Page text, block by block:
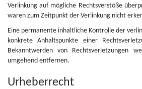
Verlinkung auf mögliche Rechtsverstöße
waren zum Zeitpunkt der Verlinkung nicht
Eine permanente inhaltliche Kontrolle der
konkrete Anhaltspunkte einer
Bekanntwerden von Rechtsverletzungen
umgehend entfernen.
Urheberrecht